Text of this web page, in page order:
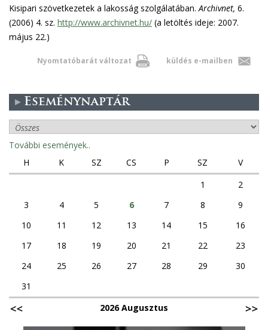
Kisipari szövetkezetek a lakosság szolgálatában.Archivnet, 6.
(2006) 4. sz. http://www.archivnet.hu/ (a letöltés ideje: 2007.
május 22.)
Nyomtatóbarát változat küldés e-mailben
Eseménynaptár
További események..
H
K SZ CS P SZ
V
1
2
3
4 5 6 7 8
9
10
11 12 13 14 15
16
17
18 19 20 21 22
23
24
25 26 27 28 29
30
31
2026 Augusztus